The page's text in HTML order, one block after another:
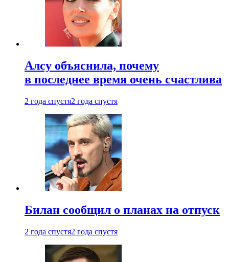
Алсу объяснила, почему
в последнее время очень счастлива
2 года спустя2 года спустя
Билан сообщил о планах на отпуск
2 года спустя2 года спустя